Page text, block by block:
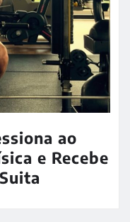
ao
e Recebe